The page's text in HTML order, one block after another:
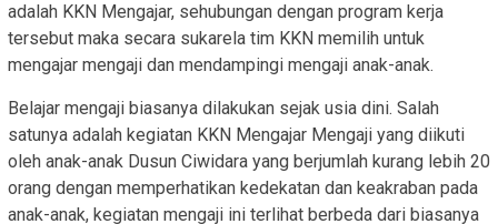
adalah KKN Mengajar, sehubungan dengan program kerja
tersebut maka secara sukarela tim KKN memilih untuk
mengajar mengaji dan mendampingi mengaji anak-anak.
Belajar mengaji biasanya dilakukan sejak usia dini. Salah
satunya adalah kegiatan KKN Mengajar Mengaji yang diikuti
oleh anak-anak Dusun Ciwidara yang berjumlah kurang lebih 20
orang dengan memperhatikan kedekatan dan keakraban pada
anak-anak, kegiatan mengaji ini terlihat berbeda dari biasanya